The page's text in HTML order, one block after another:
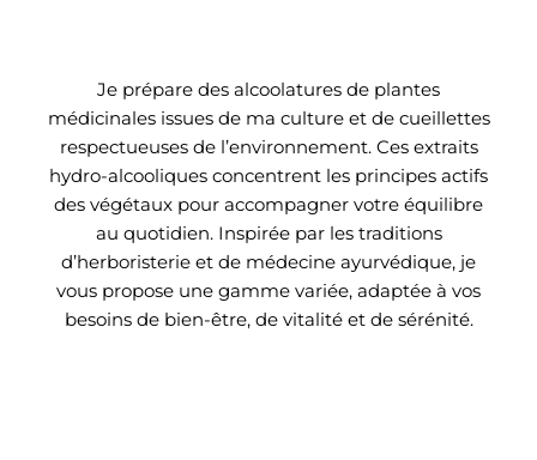
Je prépare des alcoolatures de plantes
médicinales issues de ma culture et de cueillettes
respectueuses de l’environnement. Ces extraits
hydro-alcooliques concentrent les principes actifs
des végétaux pour accompagner votre équilibre
au quotidien. Inspirée par les traditions
d’herboristerie et de médecine ayurvédique, je
vous propose une gamme variée, adaptée à vos
besoins de bien-être, de vitalité et de sérénité.